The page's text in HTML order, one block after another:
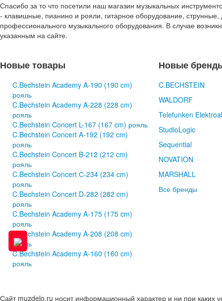
Спасибо за то что посетили наш магазин музыкальных
- клавишные, пианино и рояли, гитарное оборудование,
профессионального музыкального оборудования. В случае
указанным на сайте.
Новые товары
C.Bechstein Academy A-190 (190 cm)
рояль
C.Bechstein Academy A-228 (228 cm)
рояль
C.Bechstein Concert L-167 (167 cm) рояль
C.Bechstein Concert A-192 (192 cm)
рояль
C.Bechstein Concert B-212 (212 cm)
рояль
C.Bechstein Concert С-234 (234 cm)
рояль
C.Bechstein Concert D-282 (282 cm)
рояль
C.Bechstein Academy A-175 (175 cm)
рояль
C.Bechstein Academy A-208 (208 cm)
рояль
C.Bechstein Academy A-160 (160 cm)
рояль
Новые
C.BECHSTEIN
WALDORF
Telefunken
StudioLogic
Sequential
NOVATION
MARSHALL
Все бренды
Сайт muzdelo.ru носит информационный характер и ни при